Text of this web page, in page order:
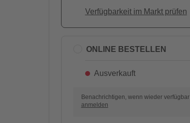
Verfügbarkeit im Markt prüfen
ONLINE BESTELLEN
Ausverkauft
Benachrichtigen, wenn wieder verfügbar
anmelden